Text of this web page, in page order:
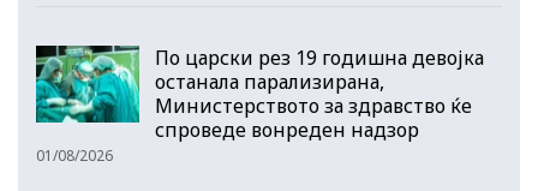
По царски рез 19 годишна девојка
останала парализирана,
Министерството за здравство ќе
спроведе вонреден надзор
01/08/2026